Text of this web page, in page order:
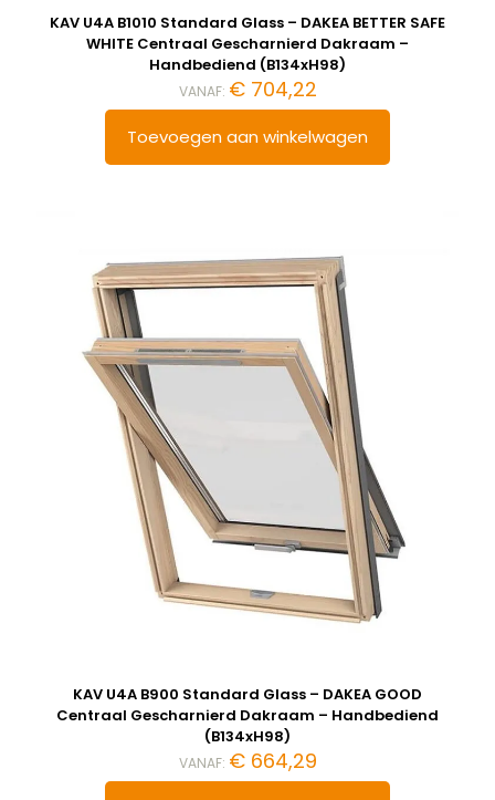
KAV U4A B1010 Standard Glass – DAKEA BETTER SAFE
WHITE Centraal Gescharnierd Dakraam –
Handbediend (B134xH98)
VANAF: €704,22
Toevoegen aan winkelwagen
KAV U4A B900 Standard Glass – DAKEA GOOD
Centraal Gescharnierd Dakraam – Handbediend
(B134xH98)
VANAF: €664,29